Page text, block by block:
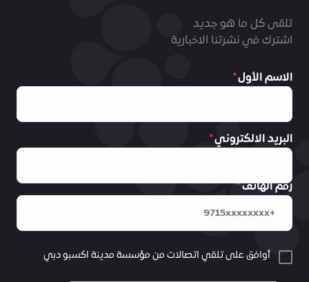
تلقى كل ما هو جديد
اشترك في نشرتنا الاخبارية
الاسم الأول
البريد الالكتروني
رقم الهاتف
أوافق على تلقي اتصالات من مؤسسة مدينة اكسبو دبي